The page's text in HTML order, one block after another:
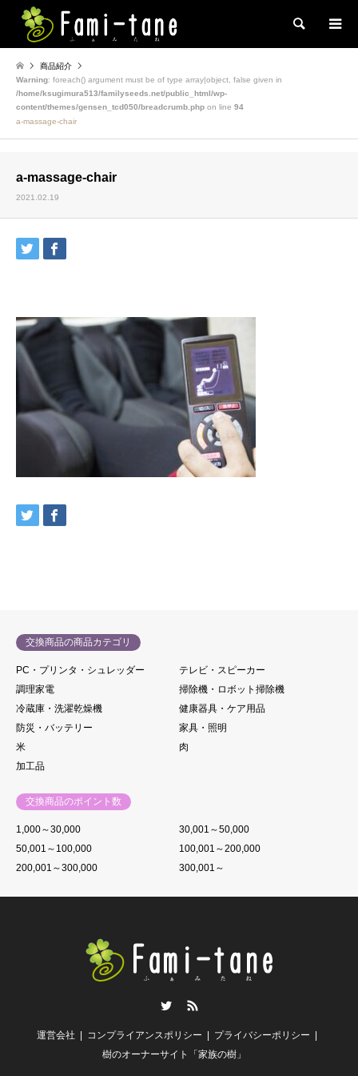
検索
商品紹介
Warning: foreach() argument must be of type array|object, false given in
/home/ksugimura513/familyseeds.net/public_html/wp-
content/themes/gensen_tcd050/breadcrumb.php on line 94
a-massage-chair
a-massage-chair
2021.02.19
交換商品の商品カテゴリ
PC・プリンタ・シュレッダー
テレビ・スピーカー
調理家電
掃除機・ロボット掃除機
冷蔵庫・洗濯乾燥機
健康器具・ケア用品
防災・バッテリー
家具・照明
米
肉
加工品
交換商品のポイント数
1,000～30,000
30,001～50,000
50,001～100,000
100,001～200,000
200,001～300,000
300,001～
運営会社 コンプライアンスポリシー
プライバシーポリシー
樹のオーナーサイト「家族の樹」